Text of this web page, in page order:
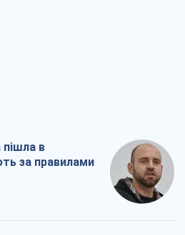
пішла в
за правилами